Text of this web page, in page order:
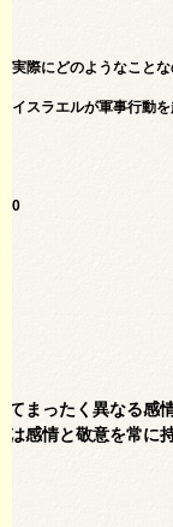
際にどのようなこと
イスラエルが軍事行動
まったく異なる感
感情と敬意を常に